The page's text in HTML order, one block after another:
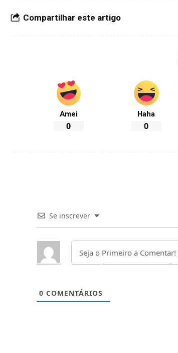
Compartilhar este artigo
Amei
0
Haha
0
Se inscrever
0 COMENTÁRIOS